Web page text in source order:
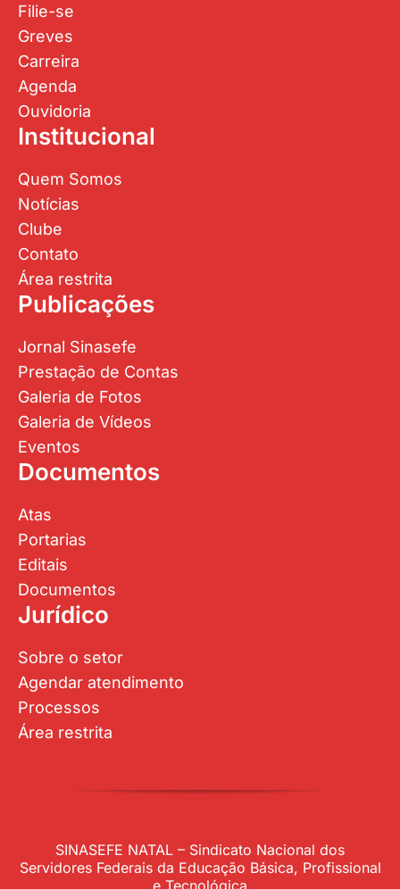
Filie-se
Greves
Carreira
Agenda
Ouvidoria
Institucional
Quem Somos
Notícias
Clube
Contato
Área restrita
Publicações
Jornal Sinasefe
Prestação de Contas
Galeria de Fotos
Galeria de Vídeos
Eventos
Documentos
Atas
Portarias
Editais
Documentos
Jurídico
Sobre o setor
Agendar atendimento
Processos
Área restrita
SINASEFE NATAL – Sindicato Nacional dos
Servidores Federais da Educação Básica, Profissional
e Tecnológica